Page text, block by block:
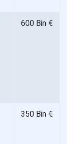
600 Bin €
350 Bin €